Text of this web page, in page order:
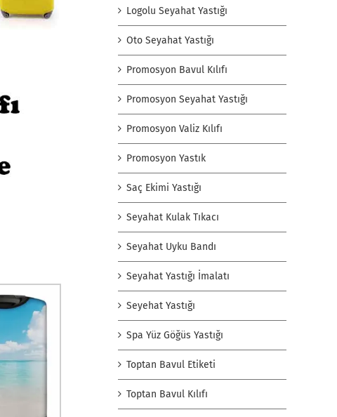
Logolu Seyahat Yastığı
Oto Seyahat Yastığı
Promosyon Bavul Kılıfı
Promosyon Seyahat Yastığı
Promosyon Valiz Kılıfı
Promosyon Yastık
Saç Ekimi Yastığı
Seyahat Kulak Tıkacı
Seyahat Uyku Bandı
Seyahat Yastığı İmalatı
Seyehat Yastığı
Spa Yüz Göğüs Yastığı
Toptan Bavul Etiketi
Toptan Bavul Kılıfı